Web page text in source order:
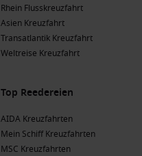
Rhein Flusskreuzfahrt
Asien Kreuzfahrt
Transatlantik Kreuzfahrt
Weltreise Kreuzfahrt
Top Reedereien
AIDA Kreuzfahrten
Mein Schiff Kreuzfahrten
MSC Kreuzfahrten